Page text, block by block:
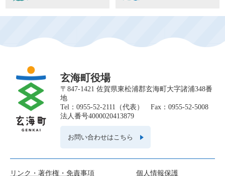
玄海町役場
〒847-1421 佐賀県東松浦郡玄海町大字諸浦348番
地
Tel：0955-52-2111（代表） Fax：0955-52-5008
法人番号4000020413879
お問い合わせはこちら
リンク・著作権・免責事項
個人情報保護